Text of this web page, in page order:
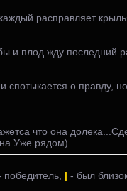
расправляет
и плод жду последний
спотыкается о правду,
что она
Уже рядом)
победитель, | - был